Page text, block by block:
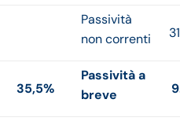
Passività
non correnti
35,5%
Passività a
breve